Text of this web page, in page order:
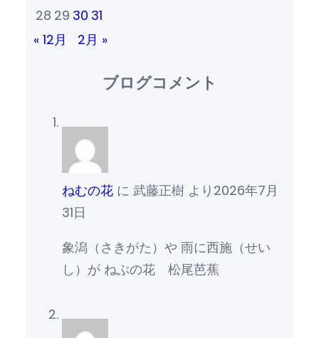
28 29 30 31
« 12月
2月 »
ブログコメント
ねむの花に 武藤正樹より 2026年7月
31日
象潟（さきがた）や 雨に西施（せい
し）が ねぶの花 松尾芭蕉